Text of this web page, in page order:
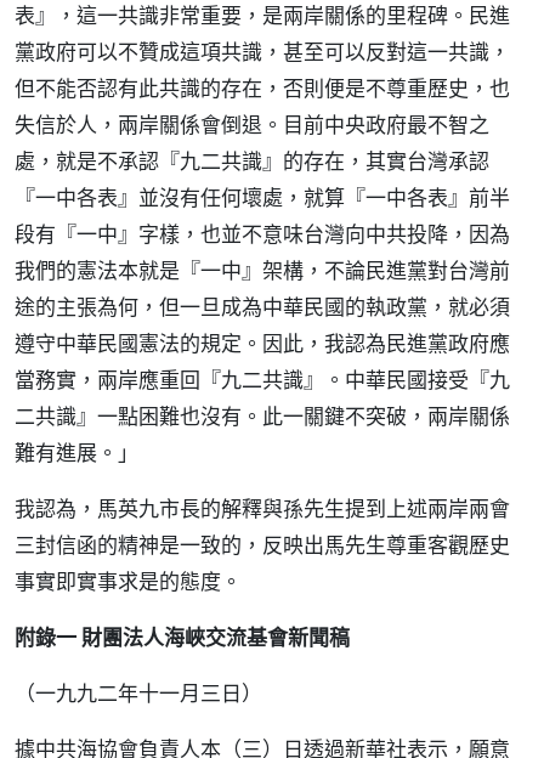
表』，這一共識非常重要，是兩岸關係的里程碑。民進
黨政府可以不贊成這項共識，甚至可以反對這一共識，
但不能否認有此共識的存在，否則便是不尊重歷史，也
失信於人，兩岸關係會倒退。目前中央政府最不智之
處，就是不承認『九二共識』的存在，其實台灣承認
『一中各表』並沒有任何壞處，就算『一中各表』前半
段有『一中』字樣，也並不意味台灣向中共投降，因為
我們的憲法本就是『一中』架構，不論民進黨對台灣前
途的主張為何，但一旦成為中華民國的執政黨，就必須
遵守中華民國憲法的規定。因此，我認為民進黨政府應
當務實，兩岸應重回『九二共識』。中華民國接受『九
二共識』一點困難也沒有。此一關鍵不突破，兩岸關係
難有進展。」
我認為，馬英九市長的解釋與孫先生提到上述兩岸兩會
三封信函的精神是一致的，反映出馬先生尊重客觀歷史
事實即實事求是的態度。
附錄一 財團法人海峽交流基會新聞稿
（一九九二年十一月三日）
據中共海協會負責人本（三）日透過新華社表示，願意